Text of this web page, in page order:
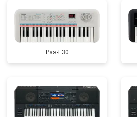
Pss-E30